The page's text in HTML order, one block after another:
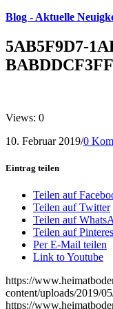
Blog - Aktuelle
5AB5F9D7-
Views: 0
10. Februar 2019/0
Eintrag teilen
Teilen auf
Teilen auf Twitter
Teilen auf
Teilen auf
Per E-Mail teilen
Link to Youtube
https://
content/uploads/2019/
https://